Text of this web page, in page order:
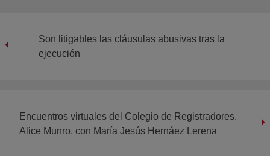
Son litigables las cláusulas abusivas tras la
ejecución
Encuentros virtuales del Colegio de Registradores.
Alice Munro, con María Jesús Hernáez Lerena